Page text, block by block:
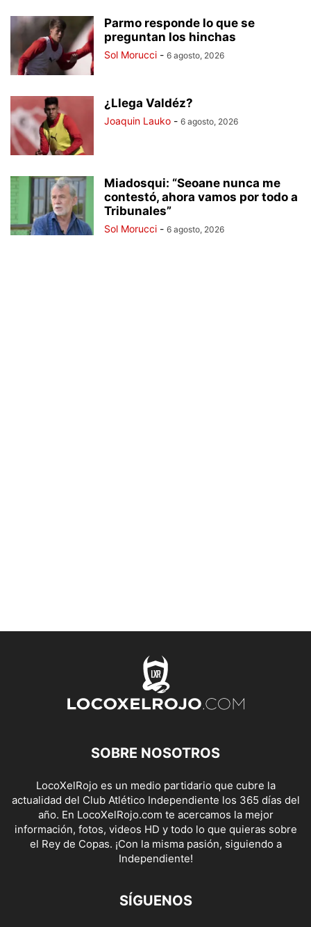
Parmo responde lo que se
preguntan los hinchas
Sol Morucci - 6 agosto, 2026
¿Llega Valdéz?
Joaquin Lauko - 6 agosto, 2026
Miadosqui: “Seoane nunca me
contestó, ahora vamos por todo a
Tribunales”
Sol Morucci - 6 agosto, 2026
SOBRE NOSOTROS
LocoXelRojo es un medio partidario que cubre la
actualidad del Club Atlético Independiente los 365 días del
año. En LocoXelRojo.com te acercamos la mejor
información, fotos, videos HD y todo lo que quieras sobre
el Rey de Copas. ¡Con la misma pasión, siguiendo a
Independiente!
SÍGUENOS